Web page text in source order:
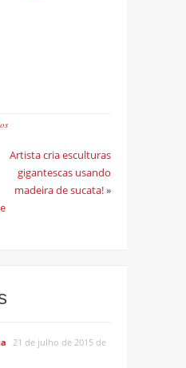
Artista cria esculturas
gigantescas usando
madeira de sucata!»
21 de julho de 2015 de